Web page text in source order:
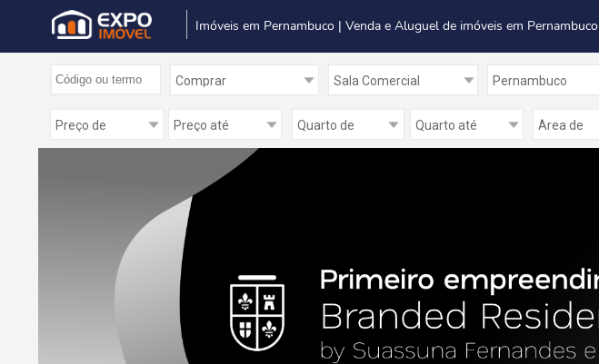
Imóveis em Pernambuco | Venda e Aluguel de imóveis em Pernambuco